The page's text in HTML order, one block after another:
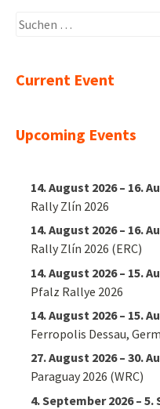
Suchen
Current Event
Upcoming Events
14. August 2026– 16.
Rally Zlín 2026
14. August 2026– 16.
Rally Zlín 2026 (ERC)
14. August 2026– 15.
Pfalz Rallye 2026
14. August 2026– 15.
Ferropolis Dessau,
27. August 2026– 30.
Paraguay 2026 (WRC)
4. September 2026– 5.